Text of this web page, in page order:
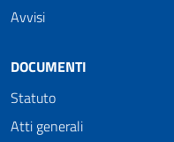
Avvisi
DOCUMENTI
Statuto
Atti generali